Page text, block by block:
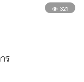
ร
321